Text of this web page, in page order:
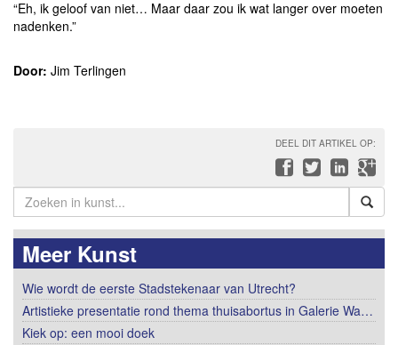
“Eh, ik geloof van niet… Maar daar zou ik wat langer over moeten
nadenken.”
Door: Jim Terlingen
DEEL DIT ARTIKEL OP:
Meer Kunst
Wie wordt de eerste Stadstekenaar van Utrecht?
Artistieke presentatie rond thema thuisabortus in Galerie Wa…
Kiek op: een mooi doek